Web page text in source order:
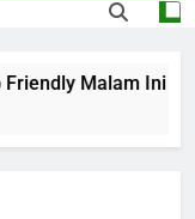
Malam Ini